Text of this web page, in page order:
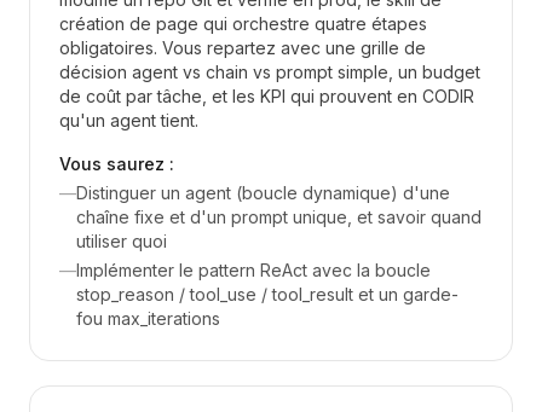
création de page qui orchestre quatre étapes
obligatoires. Vous repartez avec une grille de
décision agent vs chain vs prompt simple, un budget
de coût par tâche, et les KPI qui prouvent en CODIR
qu'un agent tient.
Vous saurez :
—Distinguer un agent (boucle dynamique) d'une
chaîne fixe et d'un prompt unique, et savoir quand
utiliser quoi
—Implémenter le pattern ReAct avec la boucle
stop_reason / tool_use / tool_result et un garde-
fou max_iterations